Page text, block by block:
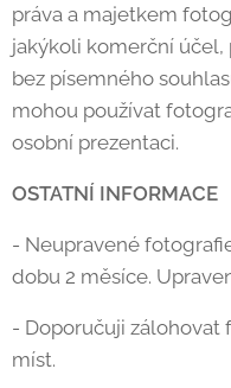
práva a majetkem
jakýkoli komerční
bez písemného
mohou používat
osobní prezentaci.
OSTATNÍ INFORMACE
- Neupravené
dobu 2 měsíce.
- Doporučuji zálohovat
míst.